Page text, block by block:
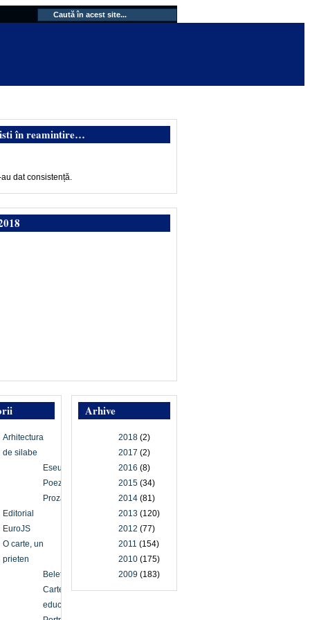
în reamintire…
dat consistență.
Arhive
2018 (2)
2017 (2)
2016 (8)
2015 (34)
2014 (81)
2013 (120)
2012 (77)
2011 (154)
2010 (175)
2009 (183)
Arhitectura
de silabe
Eseu
Poezie
Proză
Editorial
EuroJS
O carte, un
prieten
Beletristică
Carte
educațională